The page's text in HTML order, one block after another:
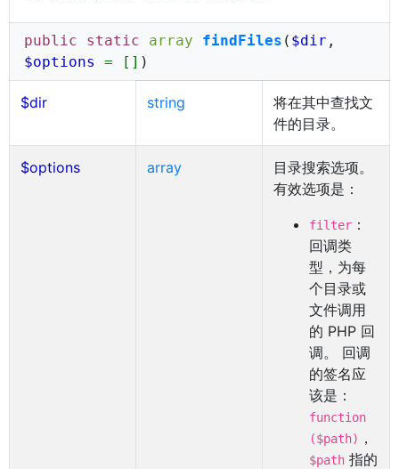
public static array findFiles ( $dir ,
$options = [] )
$dir string
将在其中查找文
件的目录。
$options array
目录搜索选项。
有效选项是：
filter ：
回调类
型，为每
个目录或
文件调用
的 PHP 回
调。 回调
的签名应
该是：
function
($path) ，
$path 指的